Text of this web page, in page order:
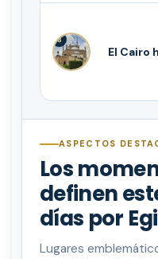
8
El Cairo
ASPECTOS
Los
definen
días por
Lugares